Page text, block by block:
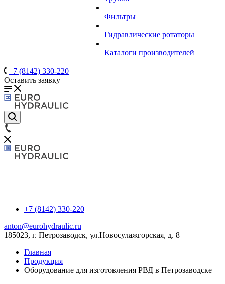
Фильтры
Гидравлические ротаторы
Каталоги производителей
+7 (8142) 330-220
Оставить заявку
+7 (8142) 330-220
anton@eurohydraulic.ru
185023, г. Петрозаводск, ул.Новосулажгорская, д. 8
Главная
Продукция
Оборудование для изготовления РВД в Петрозаводске